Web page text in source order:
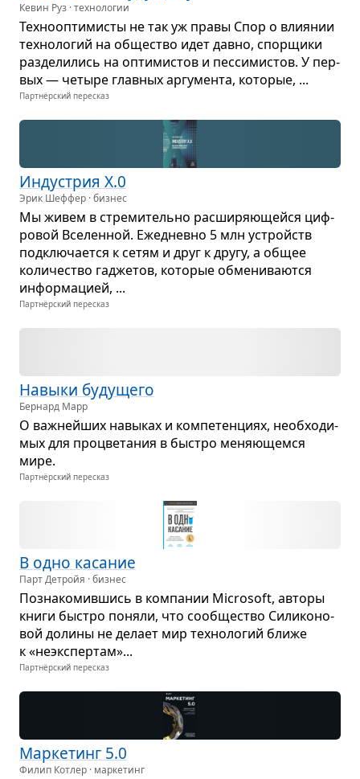
Кевин Руз · технологии
Тех­но­оп­ти­ми­сты не так уж правы Спор о вли­я­нии
тех­но­ло­гий на обще­ство идет давно, спор­щики
раз­де­ли­лись на опти­ми­стов и пес­си­ми­стов. У пер­
вых — четыре глав­ных аргу­мента, кото­рые, ...
Партнёрский пересказ
Инду­стрия X.0
Эрик Шеффер · бизнес
Мы живем в стре­ми­тельно рас­ши­ря­ю­щейся циф­
ро­вой Все­лен­ной. Еже­дневно 5 млн устройств
под­клю­ча­ется к сетям и друг к другу, а общее
коли­че­ство гадже­тов, кото­рые обме­ни­ва­ются
инфор­ма­цией, ...
Партнёрский пересказ
Навыки буду­щего
Бернард Марр
О важ­нейших навы­ках и ком­пе­тен­циях, необ­хо­ди­
мых для про­цве­та­ния в быстро меня­ю­щемся
мире.
Партнёрский пересказ
В одно каса­ние
Парт Детройя · бизнес
Позна­ко­мив­шись в ком­па­нии Microsoft, авторы
книги быстро поняли, что сооб­ще­ство Сили­ко­но­
вой долины не делает мир тех­но­ло­гий ближе
к «неэкс­пер­там»...
Партнёрский пересказ
Мар­ке­тинг 5.0
Филип Котлер · маркетинг